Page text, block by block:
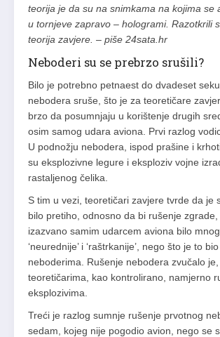
teorija je da su na snimkama na kojima se
u tornjeve zapravo – hologrami. Razotkrili
teorija zavjere. – piše 24sata.hr
Neboderi su se prebrzo srušili?
Bilo je potrebno petnaest do dvadeset
nebodera sruše, što je za teoretičare
brzo da posumnjaju u korištenje drugih
osim samog udara aviona. Prvi razlog
U podnožju nebodera, ispod prašine i
su eksplozivne legure i eksploziv vojne
rastaljenog čelika.
S tim u vezi, teoretičari zavjere tvrde da je
bilo pretiho, odnosno da bi rušenje
izazvano samim udarcem aviona bilo
‘neurednije’ i ‘raštrkanije’, nego što je to
neboderima. Rušenje nebodera zvučalo
teoretičarima, kao kontrolirano, namjerno
eksplozivima.
Treći je razlog sumnje rušenje prvotnog
sedam, kojeg nije pogodio avion, nego se